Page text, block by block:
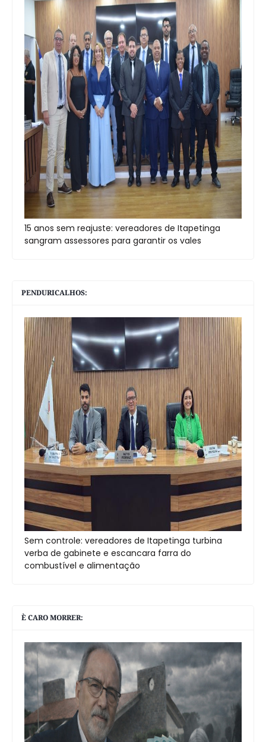
15 anos sem reajuste: vereadores de Itapetinga
sangram assessores para garantir os vales
PENDURICALHOS:
Sem controle: vereadores de Itapetinga turbina
verba de gabinete e escancara farra do
combustível e alimentação
È CARO MORRER: